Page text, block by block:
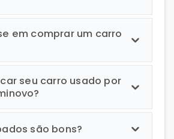
em comprar um carro
seu carro usado por
são bons?